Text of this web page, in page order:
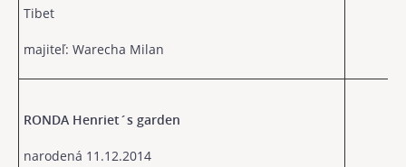
Tibet
majiteľ: Warecha Milan
RONDA Henriet´s garden
narodená 11.12.2014